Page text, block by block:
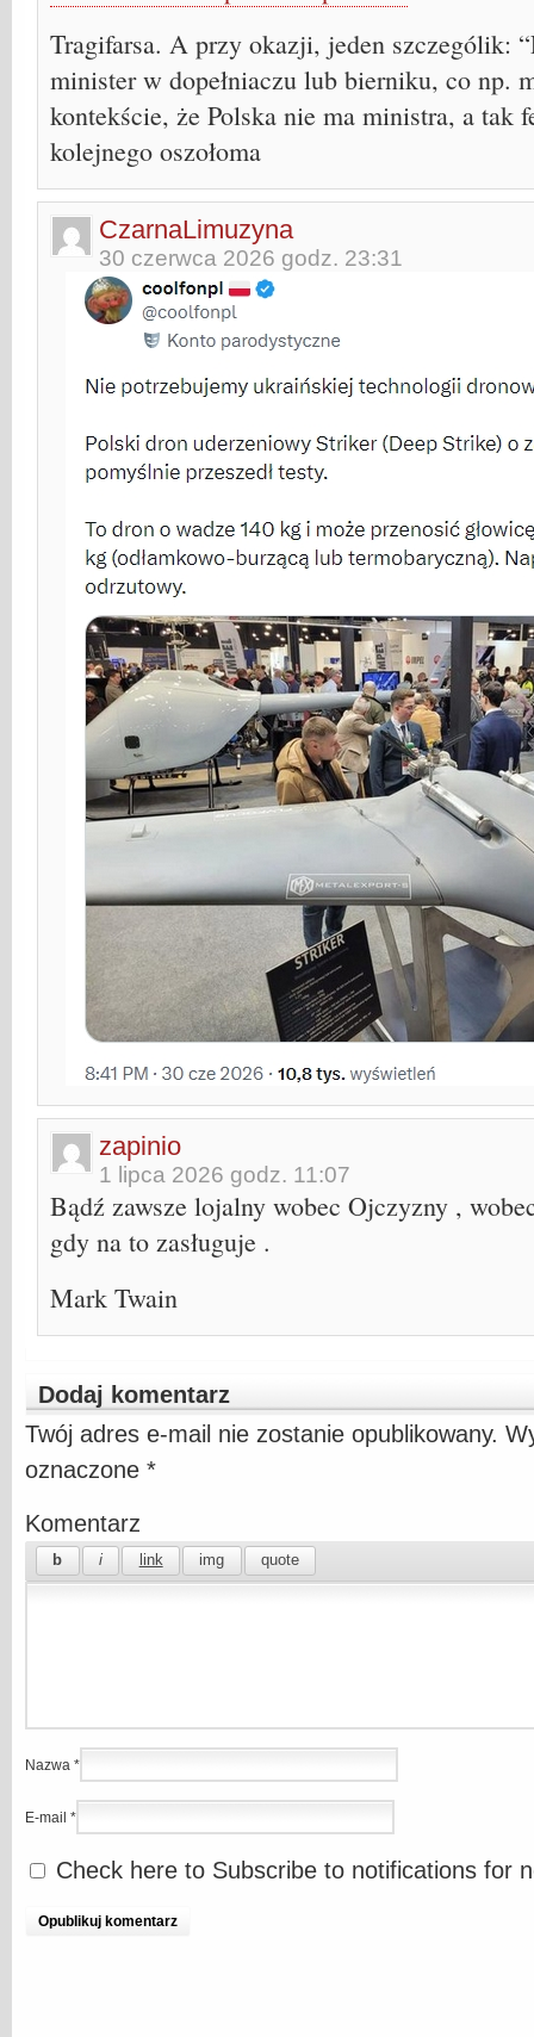
Tragifarsa. A przy okazji, jeden szczególik:
minister w dopełniaczu lub bierniku, co np.
kontekście, że Polska nie ma ministra, a tak
kolejnego oszołoma
CzarnaLimuzyna
30 czerwca 2026 godz. 23:31
zapinio
1 lipca 2026 godz. 11:07
Bądź zawsze lojalny wobec Ojczyzny ,
gdy na to zasługuje .
Mark Twain
Dodaj komentarz
Twój adres e-mail nie zostanie opublikowany.
oznaczone *
Komentarz
Nazwa *
E-mail *
Check here to Subscribe to notifications for